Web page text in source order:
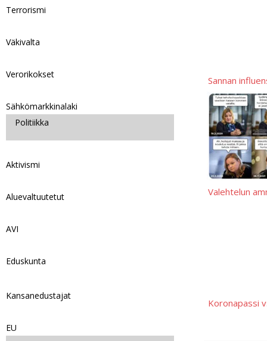
Sannan
Valehtelun
Koronapassi
Terrorismi
Väkivalta
Verorikokset
Sähkömarkkinalaki
Politiikka
Aktivismi
Aluevaltuutetut
AVI
Eduskunta
Kansanedustajat
EU